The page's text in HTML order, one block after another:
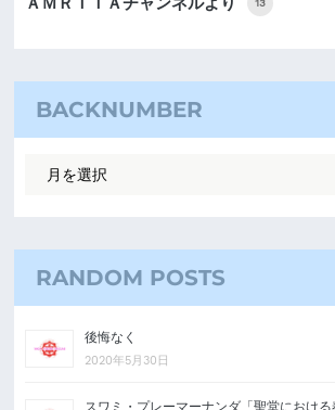
13
BACKNUMBER
RANDOM POSTS
後悔なく
2020年5月30日
スワミ・プレーマーナンダ「聖堂における